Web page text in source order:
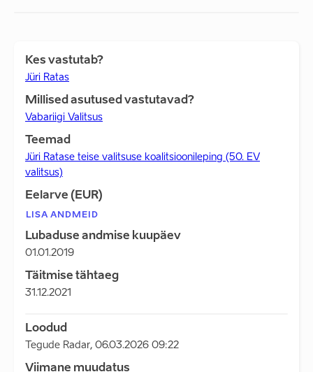
Kes vastutab?
Jüri Ratas
Millised asutused vastutavad?
Vabariigi Valitsus
Teemad
Jüri Ratase teise valitsuse koalitsioonileping (50. EV
valitsus)
Eelarve (EUR)
LISA ANDMEID
Lubaduse andmise kuupäev
01.01.2019
Täitmise tähtaeg
31.12.2021
Loodud
Tegude Radar, 06.03.2026 09:22
Viimane muudatus